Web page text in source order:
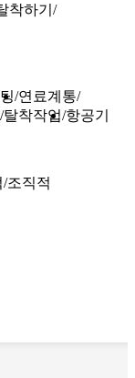
착하기
연료계통
탈착작업 항공기
조직적